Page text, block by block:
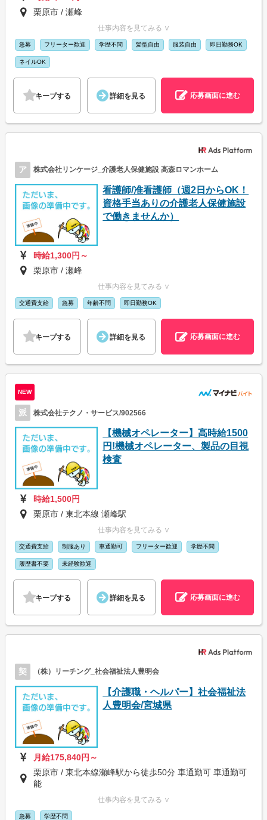
栗原市 / 瀬峰
仕事内容を見てみる ∨
急募 フリーター歓迎 学歴不問 髪型自由 服装自由 即日勤務OK
ネイルOK
キープする 詳細を見る 応募画面に進む
ア 株式会社リンケージ_介護老人保健施設 高森ロマンホーム
看護師/准看護師（週2日からOK！
資格手当ありの介護老人保健施設
で働きませんか）
時給1,300円～
栗原市 / 瀬峰
仕事内容を見てみる ∨
交通費支給 急募 年齢不問 即日勤務OK
キープする 詳細を見る 応募画面に進む
NEW
派 株式会社テクノ・サービス/902566
【機械オペレーター】高時給1500
円!機械オペレーター、製品の目視
検査
時給1,500円
栗原市 / 東北本線 瀬峰駅
仕事内容を見てみる ∨
交通費支給 制服あり 車通勤可 フリーター歓迎 学歴不問
履歴書不要 未経験歓迎
キープする 詳細を見る 応募画面に進む
契 （株）リーチング_社会福祉法人豊明会
【介護職・ヘルパー】社会福祉法
人豊明会/宮城県
月給175,840円～
栗原市 / 東北本線瀬峰駅から徒歩50分 車通勤可 車通勤可
能
仕事内容を見てみる ∨
急募 学歴不問